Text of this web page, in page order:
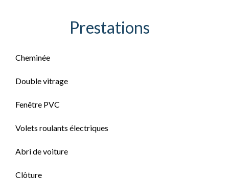
Prestations
Cheminée
Double vitrage
Fenêtre PVC
Volets roulants électriques
Abri de voiture
Clôture